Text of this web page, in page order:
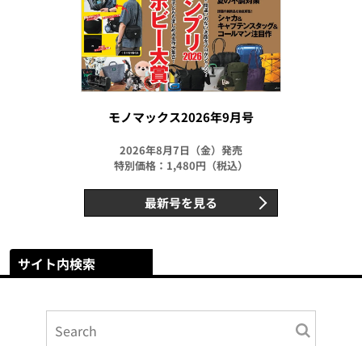
モノマックス2026年9月号
2026年8月7日（金）発売
特別価格：1,480円（税込）
最新号を見る
サイト内検索